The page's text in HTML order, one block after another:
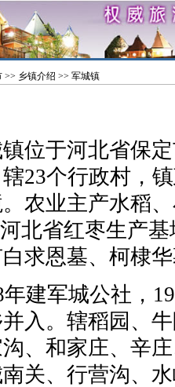
>> 乡镇介绍 >> 军城镇
于河北省保定
23个行政村，
农业主产水稻
北省红枣生产
求恩墓、柯棣
军城公社，
入。辖稻园、
、和家庄、辛
关、行营沟、